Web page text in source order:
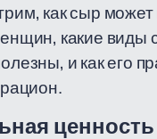
как сыр может
какие виды
и как его